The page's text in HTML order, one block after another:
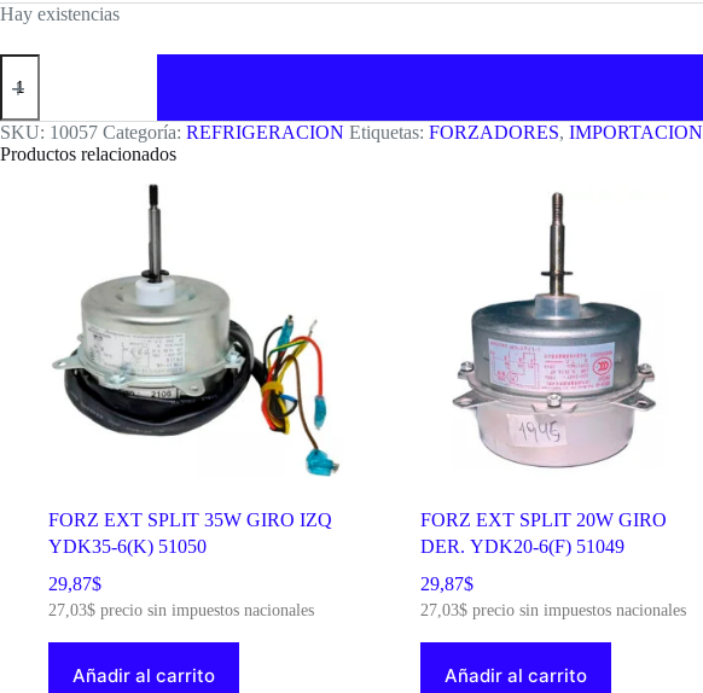
Hay existencias
FORZADOR
TIPO
N10-
20
10057
SKU: 10057 Categoría: REFRIGERACION Etiquetas: FORZADORES, IMPORTACION
Productos relacionados
FORZ EXT SPLIT 35W GIRO IZQ
YDK35-6(K) 51050
29,87$
27,03$ precio sin impuestos nacionales
Añadir al carrito
FORZ EXT SPLIT 20W GIRO
DER. YDK20-6(F) 51049
29,87$
27,03$precio sin impuestos nacionales
Añadir al carrito